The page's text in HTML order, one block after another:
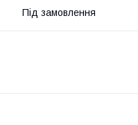
Під замовлення